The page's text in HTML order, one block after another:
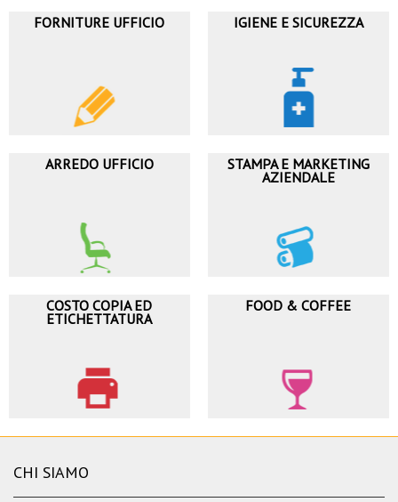
FORNITURE UFFICIO IGIENE E SICUREZZA
ARREDO UFFICIO STAMPA E MARKETING
AZIENDALE
COSTO COPIA ED
ETICHETTATURA
FOOD & COFFEE
CHI SIAMO